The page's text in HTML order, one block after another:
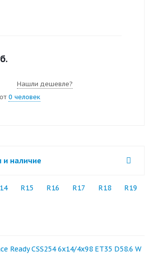
Нашли дешевле?
0 человек
наличие
R15 R16 R17 R18 R19
Ready CSS254 6x14/4x98 ET35 D58.6 W